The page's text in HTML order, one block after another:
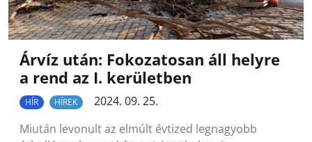
Árvíz után: Fokozatosan áll helyre
a rend az I. kerületben
HÍR HÍREK
2024. 09. 25.
Miután levonult az elmúlt évtized legnagyobb